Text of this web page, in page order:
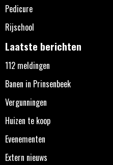
Pedicure
Rijschool
Laatste berichten
112 meldingen
Banen in Prinsenbeek
Vergunningen
Huizen te koop
Evenementen
Extern nieuws